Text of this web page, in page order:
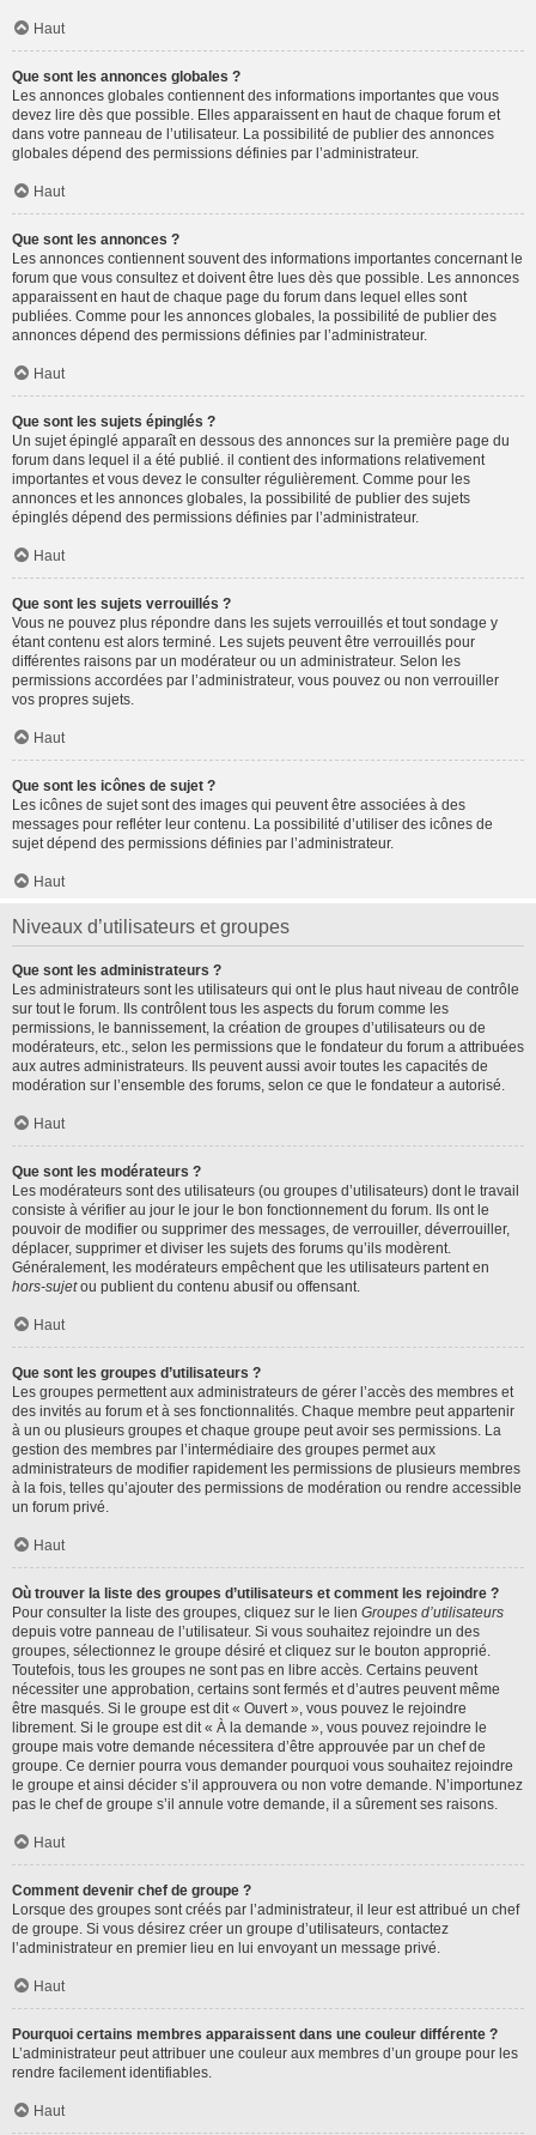
Haut
Que sont les annonces globales ?
Les annonces globales contiennent des informations importantes que vous
devez lire dès que possible. Elles apparaissent en haut de chaque forum et
dans votre panneau de l’utilisateur. La possibilité de publier des annonces
globales dépend des permissions définies par l’administrateur.
Haut
Que sont les annonces ?
Les annonces contiennent souvent des informations importantes concernant le
forum que vous consultez et doivent être lues dès que possible. Les annonces
apparaissent en haut de chaque page du forum dans lequel elles sont
publiées. Comme pour les annonces globales, la possibilité de publier des
annonces dépend des permissions définies par l’administrateur.
Haut
Que sont les sujets épinglés ?
Un sujet épinglé apparaît en dessous des annonces sur la première page du
forum dans lequel il a été publié. il contient des informations relativement
importantes et vous devez le consulter régulièrement. Comme pour les
annonces et les annonces globales, la possibilité de publier des sujets
épinglés dépend des permissions définies par l’administrateur.
Haut
Que sont les sujets verrouillés ?
Vous ne pouvez plus répondre dans les sujets verrouillés et tout sondage y
étant contenu est alors terminé. Les sujets peuvent être verrouillés pour
différentes raisons par un modérateur ou un administrateur. Selon les
permissions accordées par l’administrateur, vous pouvez ou non verrouiller
vos propres sujets.
Haut
Que sont les icônes de sujet ?
Les icônes de sujet sont des images qui peuvent être associées à des
messages pour refléter leur contenu. La possibilité d’utiliser des icônes de
sujet dépend des permissions définies par l’administrateur.
Haut
Niveaux d’utilisateurs et groupes
Que sont les administrateurs ?
Les administrateurs sont les utilisateurs qui ont le plus haut niveau de contrôle
sur tout le forum. Ils contrôlent tous les aspects du forum comme les
permissions, le bannissement, la création de groupes d’utilisateurs ou de
modérateurs, etc., selon les permissions que le fondateur du forum a attribuées
aux autres administrateurs. Ils peuvent aussi avoir toutes les capacités de
modération sur l’ensemble des forums, selon ce que le fondateur a autorisé.
Haut
Que sont les modérateurs ?
Les modérateurs sont des utilisateurs (ou groupes d’utilisateurs) dont le travail
consiste à vérifier au jour le jour le bon fonctionnement du forum. Ils ont le
pouvoir de modifier ou supprimer des messages, de verrouiller, déverrouiller,
déplacer, supprimer et diviser les sujets des forums qu’ils modèrent.
Généralement, les modérateurs empêchent que les utilisateurs partent en
hors-sujetou publient du contenu abusif ou offensant.
Haut
Que sont les groupes d’utilisateurs ?
Les groupes permettent aux administrateurs de gérer l’accès des membres et
des invités au forum et à ses fonctionnalités. Chaque membre peut appartenir
à un ou plusieurs groupes et chaque groupe peut avoir ses permissions. La
gestion des membres par l’intermédiaire des groupes permet aux
administrateurs de modifier rapidement les permissions de plusieurs membres
à la fois, telles qu’ajouter des permissions de modération ou rendre accessible
un forum privé.
Haut
Où trouver la liste des groupes d’utilisateurs et comment les rejoindre ?
Pour consulter la liste des groupes, cliquez sur le lien Groupes d’utilisateurs
depuis votre panneau de l’utilisateur. Si vous souhaitez rejoindre un des
groupes, sélectionnez le groupe désiré et cliquez sur le bouton approprié.
Toutefois, tous les groupes ne sont pas en libre accès. Certains peuvent
nécessiter une approbation, certains sont fermés et d’autres peuvent même
être masqués. Si le groupe est dit « Ouvert », vous pouvez le rejoindre
librement. Si le groupe est dit « À la demande », vous pouvez rejoindre le
groupe mais votre demande nécessitera d’être approuvée par un chef de
groupe. Ce dernier pourra vous demander pourquoi vous souhaitez rejoindre
le groupe et ainsi décider s’il approuvera ou non votre demande. N’importunez
pas le chef de groupe s’il annule votre demande, il a sûrement ses raisons.
Haut
Comment devenir chef de groupe ?
Lorsque des groupes sont créés par l’administrateur, il leur est attribué un chef
de groupe. Si vous désirez créer un groupe d’utilisateurs, contactez
l’administrateur en premier lieu en lui envoyant un message privé.
Haut
Pourquoi certains membres apparaissent dans une couleur différente ?
L’administrateur peut attribuer une couleur aux membres d’un groupe pour les
rendre facilement identifiables.
Haut